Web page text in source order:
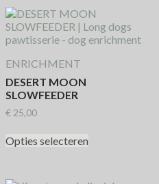
ENRICHMENT
DESERT MOON
SLOWFEEDER
€ 25,00
Opties selecteren